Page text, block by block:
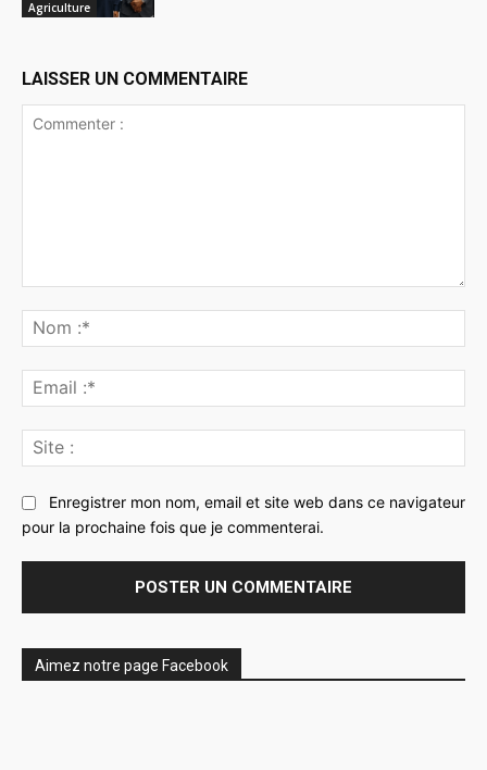
Agriculture
LAISSER UN COMMENTAIRE
:*
:*
:
Enregistrer mon nom, email et site web dans ce navigateur
pour la prochaine fois que je commenterai.
Aimez notre page Facebook